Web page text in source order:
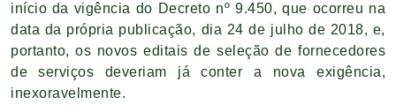
início da vigência do Decreto nº 9.450, que ocorreu na
data da própria publicação, dia 24 de julho de 2018, e,
portanto, os novos editais de seleção de fornecedores
de serviços deveriam já conter a nova exigência,
inexoravelmente.